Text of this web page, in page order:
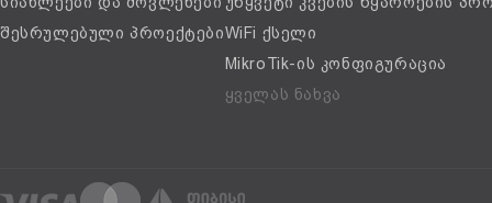
შესრულებული პროექტებიWiFi ქსელი
MikroTik-ის კონფიგურაცია
ყველას ნახვა